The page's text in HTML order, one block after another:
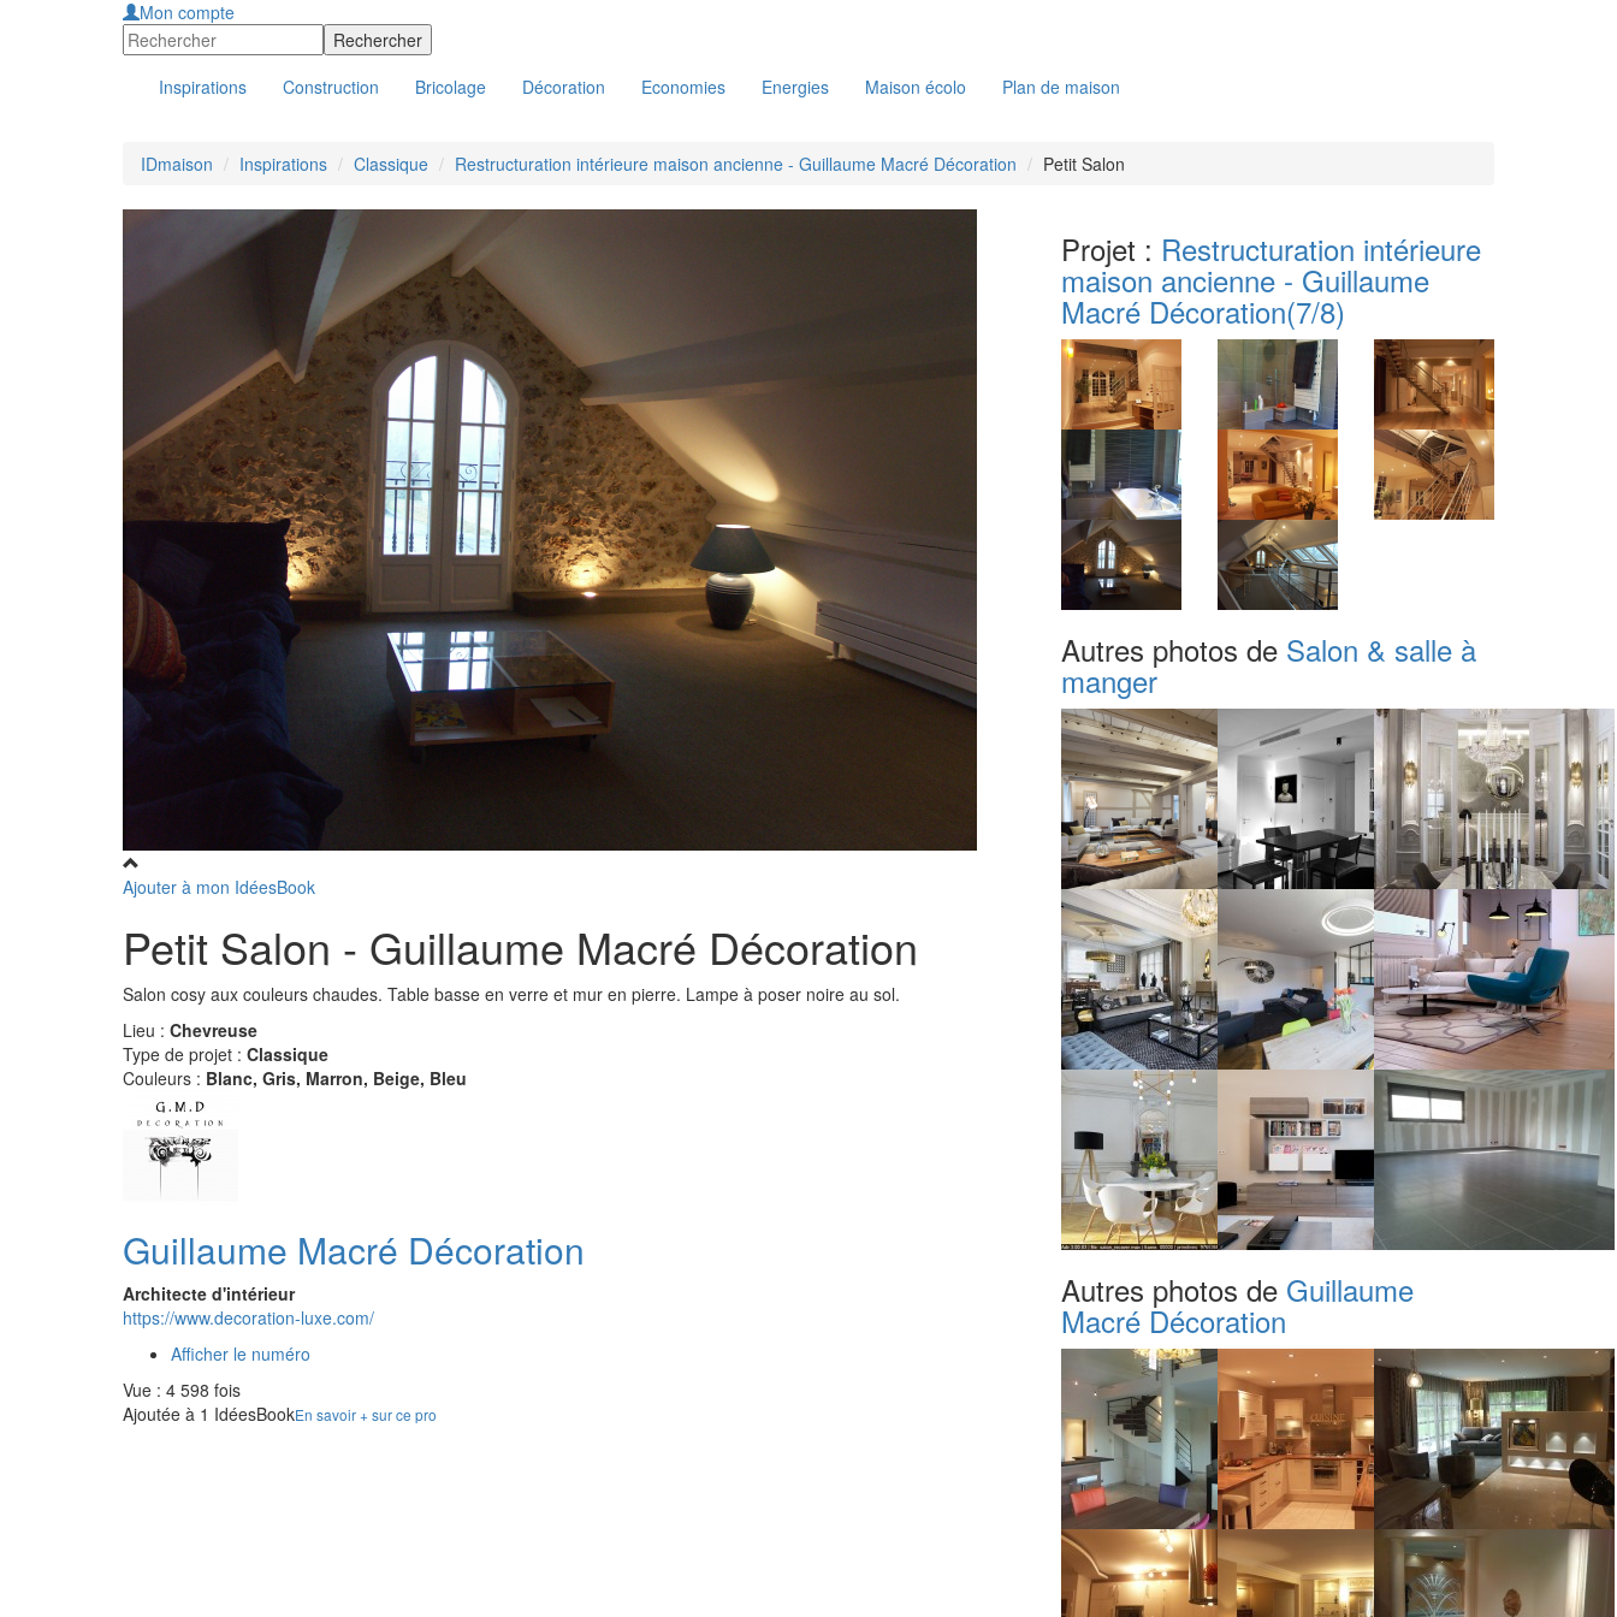
Mon compte
Inspirations Construction Bricolage Décoration Economies Energies Maison écolo Plan de maison
IDmaison Inspirations Classique Restructuration intérieure maison ancienne - Guillaume Macré Décoration Petit Salon
Ajouter à mon IdéesBook
Petit Salon - Guillaume Macré Décoration
Salon cosy aux couleurs chaudes. Table basse en verre et mur en pierre. Lampe à poser noire au sol.
Lieu : Chevreuse
Type de projet : Classique
Couleurs : Blanc, Gris, Marron, Beige, Bleu
Guillaume Macré Décoration
Architecte d'intérieur
https://www.decoration-luxe.com/
Afficher le numéro
Vue : 4 598 fois
Ajoutée à 1 IdéesBookEn savoir + sur ce pro
Projet : Restructuration intérieure
maison ancienne - Guillaume
Macré Décoration(7/8)
Autres photos de Salon & salle à
manger
Autres photos de Guillaume
Macré Décoration